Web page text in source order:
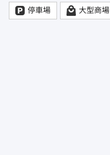
停車場 大型商場